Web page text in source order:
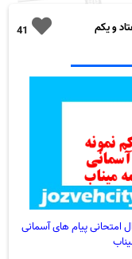
41
و یکم
امتحانی پیام های آسمانی